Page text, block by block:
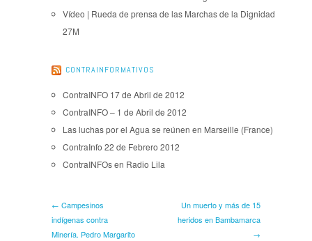
Vídeo | Rueda de prensa de las Marchas de la Dignidad
27M
CONTRAINFORMATIVOS
ContraINFO 17 de Abril de 2012
ContraINFO – 1 de Abril de 2012
Las luchas por el Agua se reúnen en Marseille (France)
ContraInfo 22 de Febrero 2012
ContraINFOs en Radio Lila
← Campesinos
indígenas contra
Minería. Pedro Margarito
Un muerto y más de 15
heridos en Bambamarca
→